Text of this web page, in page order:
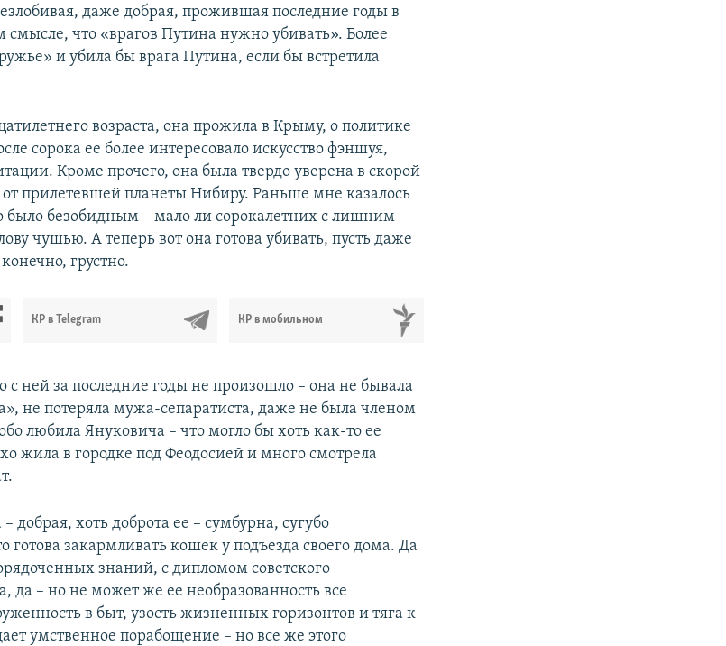
даже добрая, прожившая последние годы в
смысле, что «врагов Путина нужно убивать». Более
и убила бы врага Путина, если бы встретила
возраста, она прожила в Крыму, о политике
сорока ее более интересовало искусство фэншуя,
Кроме прочего, она была твердо уверена в скорой
прилетевшей планеты Нибиру. Раньше мне казалось
было безобидным – мало ли сорокалетних с лишним
чушью. А теперь вот она готова убивать, пусть даже
грустно.
КР в Telegram КР в мобильном
с ней за последние годы не произошло – она не бывала
не потеряла мужа-сепаратиста, даже не была членом
любила Януковича – что могло бы хоть как-то ее
жила в городке под Феодосией и много смотрела
хоть доброта ее – сумбурна, сугубо
готова закармливать кошек у подъезда своего дома. Да
знаний, с дипломом советского
да – но не может же ее необразованность все
в быт, узость жизненных горизонтов и тяга к
умственное порабощение – но все же этого